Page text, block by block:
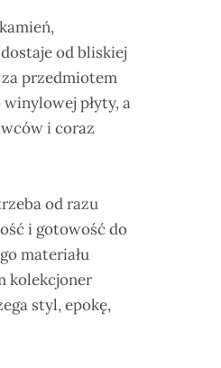
od bliskiej
przedmiotem
płyty, a
i coraz
od razu
i gotowość do
materiału
kolekcjoner
styl, epokę,